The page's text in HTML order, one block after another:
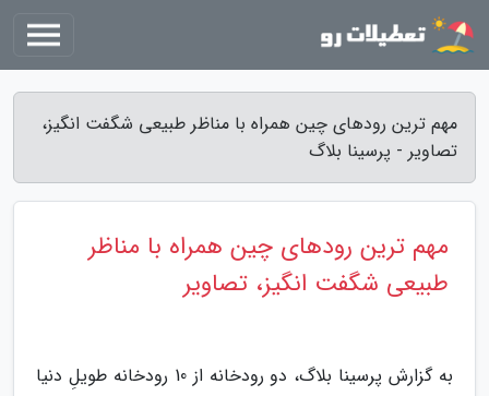
مهم ترین رودهای چین همراه با مناظر طبیعی شگفت انگیز،
تصاویر - پرسینا بلاگ
مهم ترین رودهای چین همراه با مناظر
طبیعی شگفت انگیز، تصاویر
به گزارش پرسینا بلاگ، دو رودخانه از 10 رودخانه طویلِ دنیا